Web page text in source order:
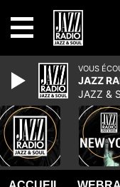
VOUS
JAZZ
JAZZ &